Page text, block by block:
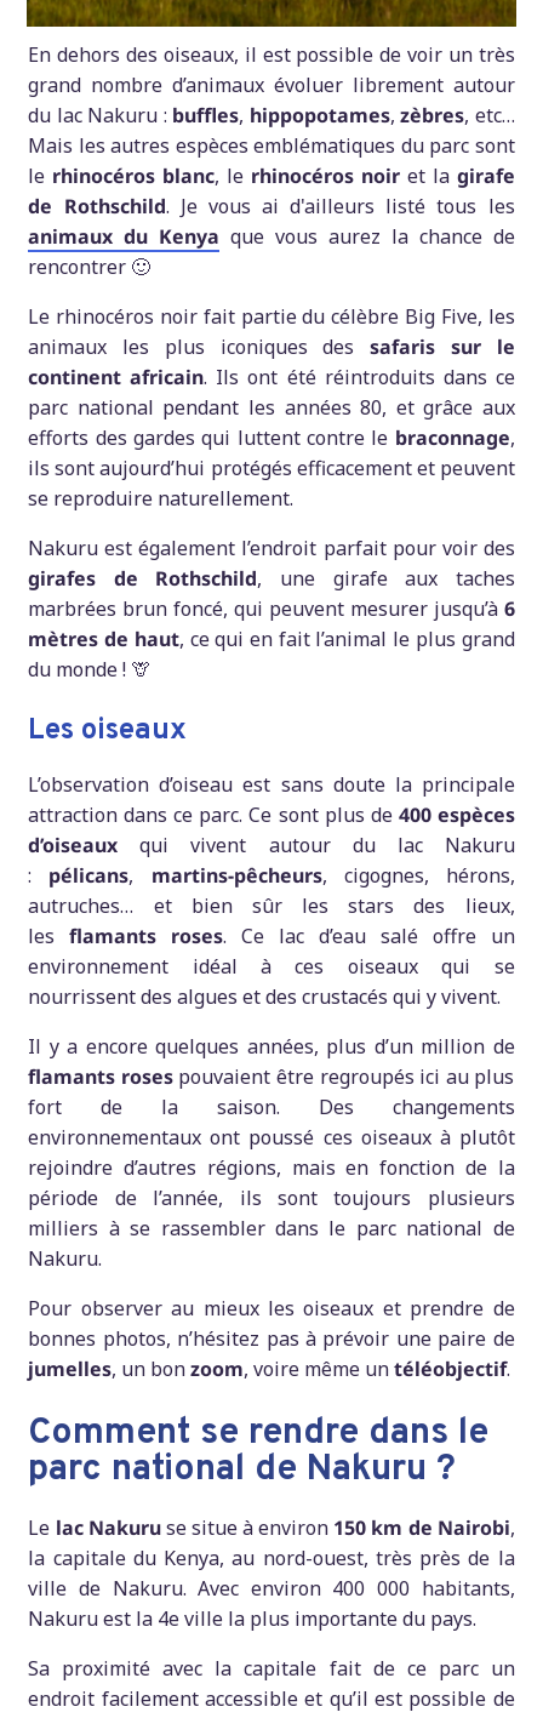
En dehors des oiseaux, il est possible de voir un très
grand nombre d’animaux évoluer librement autour
du lac Nakuru : buffles, hippopotames,zèbres, etc…
Mais les autres espèces emblématiques du parc sont
le rhinocéros blanc, le rhinocéros noiret la girafe
de Rothschild. Je vous ai d'ailleurs listé tous les
animaux du Kenya que vous aurez la chance de
rencontrer 🙂
Le rhinocéros noir fait partie du célèbre Big Five, les
animaux les plus iconiques dessafaris sur le
continent africain. Ils ont été réintroduits dans ce
parc national pendant les années 80, et grâce aux
efforts des gardes qui luttent contre le braconnage,
ils sont aujourd’hui protégés efficacement et peuvent
se reproduire naturellement.
Nakuru est également l’endroit parfait pour voir des
girafes de Rothschild, une girafe aux taches
marbrées brun foncé, qui peuvent mesurer jusqu’à 6
mètres de haut, ce qui en fait l’animal le plus grand
du monde ! 🦒
Les oiseaux
L’observation d’oiseau est sans doute la principale
attraction dans ce parc. Ce sont plus de 400 espèces
d’oiseaux qui vivent autour du lac Nakuru
: pélicans, martins-pêcheurs, cigognes, hérons,
autruches… et bien sûr les stars des lieux,
lesflamants roses. Ce lac d’eau salé offre un
environnement idéal à ces oiseaux qui se
nourrissent des algues et des crustacés qui y vivent.
Il y a encore quelques années, plus d’un million de
flamants rosespouvaient être regroupés ici au plus
fort de la saison. Des changements
environnementaux ont poussé ces oiseaux à plutôt
rejoindre d’autres régions, mais en fonction de la
période de l’année, ils sont toujours plusieurs
milliers à se rassembler dans le parc national de
Nakuru.
Pour observer au mieux les oiseaux et prendre de
bonnes photos, n’hésitez pas à prévoir une paire de
jumelles, un bonzoom, voire même untéléobjectif.
Comment se rendre dans le
parc national de Nakuru ?
Le lac Nakuruse situe à environ 150 km de Nairobi,
la capitale du Kenya, au nord-ouest, très près de la
ville de Nakuru. Avec environ 400 000 habitants,
Nakuru est la 4e ville la plus importante du pays.
Sa proximité avec la capitale fait de ce parc un
endroit facilement accessible et qu’il est possible de